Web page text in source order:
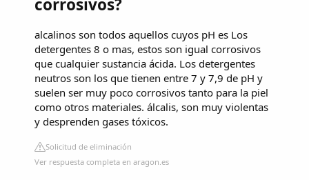
corrosivos?
alcalinos son todos aquellos cuyos pH es Los
detergentes 8 o mas, estos son igual corrosivos
que cualquier sustancia ácida. Los detergentes
neutros son los que tienen entre 7 y 7,9 de pH y
suelen ser muy poco corrosivos tanto para la piel
como otros materiales. álcalis, son muy violentas
y desprenden gases tóxicos.
Solicitud de eliminación
Ver respuesta completa en aragon.es